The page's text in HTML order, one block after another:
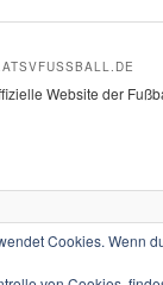
Website der
Cookies. Wenn